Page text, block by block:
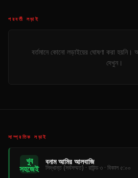
পরবর্তী লড়াই
বর্তমানে কোনো লড়াইয়ের ঘোষণা করা
দেখুন।
সাম্প্রতিক লড়াই
খুব
সহজেই
বনাম আমির আলবাজি
সিদ্ধান্ত (সর্বসম্মত) · রাউন্ড ৩ · বিকাল ৫:০০